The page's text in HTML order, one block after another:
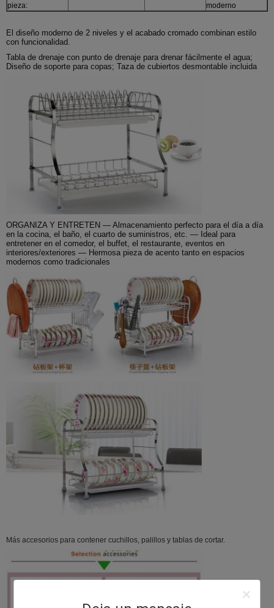
pieza:
moderno
El diseño moderno de 2 niveles y el acabado cromado combinan estilo
con funcionalidad.
Tabla de drenaje con punto de drenaje para drenar fácilmente el agua;
Diseño de soporte para copas; Taza de cubiertos desmontable incluida
ORGANIZA Y ENTRETEN — Almacenamiento perfecto para el día a día
en la cocina, el baño, el cuarto de suministros, etc. — Ideal para
entretener en el comedor, el buffet, el restaurante, eventos en
interiores/exteriores — Hermosa pieza de acento tanto en espacios
modernos como tradicionales
Más accesorios para contener cuchillos, palillos y tablas de cortar.